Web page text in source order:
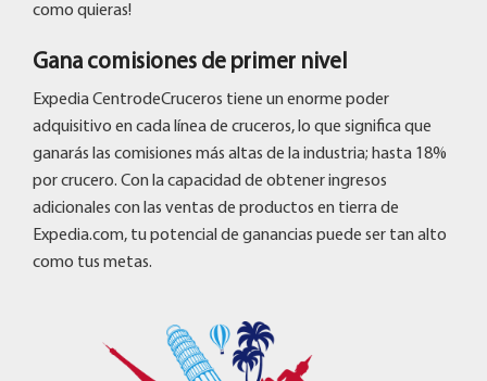
como quieras!
Gana comisiones de primer nivel
Expedia CentrodeCruceros tiene un enorme poder
adquisitivo en cada línea de cruceros, lo que significa que
ganarás las comisiones más altas de la industria; hasta 18%
por crucero. Con la capacidad de obtener ingresos
adicionales con las ventas de productos en tierra de
Expedia.com, tu potencial de ganancias puede ser tan alto
como tus metas.